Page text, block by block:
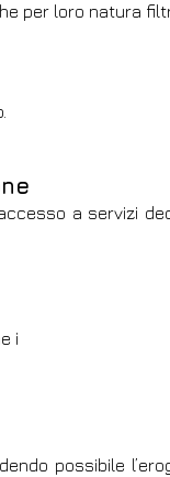
per loro natura
a servizi
i
possibile